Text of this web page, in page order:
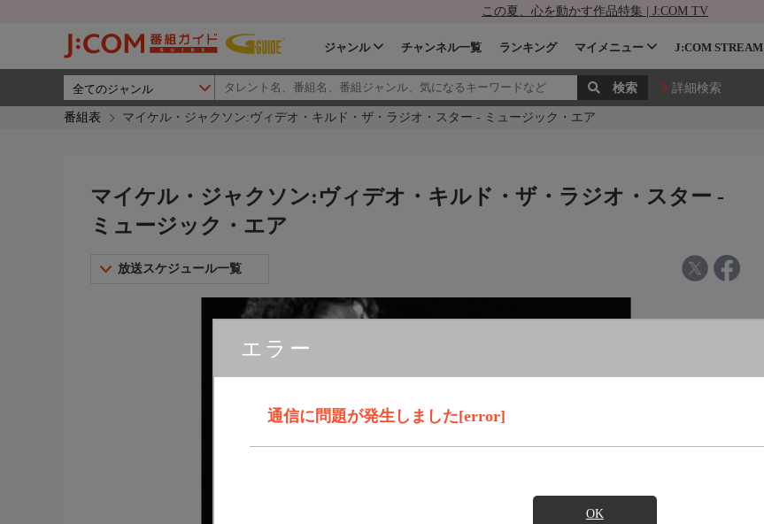
この夏、心を動かす作品特集 | J:COM TV
ジャンル チャンネル一覧 ランキング マイメニュー J:COM STREAM
詳細検索
番組表 マイケル・ジャクソン:ヴィデオ・キルド・ザ・ラジオ・スター - ミュージック・エア
エラー
通信に問題が発生しました[error]
OK
マイケル・ジャクソン:ヴィデオ・キルド・ザ・ラジオ・スター -
ミュージック・エア
放送スケジュール一覧